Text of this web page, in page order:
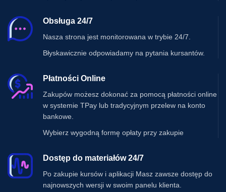
Obsługa 24/7
Nasza strona jest monitorowana w trybie 24/7.
Błyskawicznie odpowiadamy na pytania kursantów.
Płatności Online
Zakupów możesz dokonać za pomocą płatności online
w systemie TPay lub tradycyjnym przelew na konto
bankowe.
Wybierz wygodną formę opłaty przy zakupie
Dostęp do materiałów 24/7
Po zakupie kursów i aplikacji Masz zawsze dostęp do
najnowszych wersji w swoim panelu klienta.